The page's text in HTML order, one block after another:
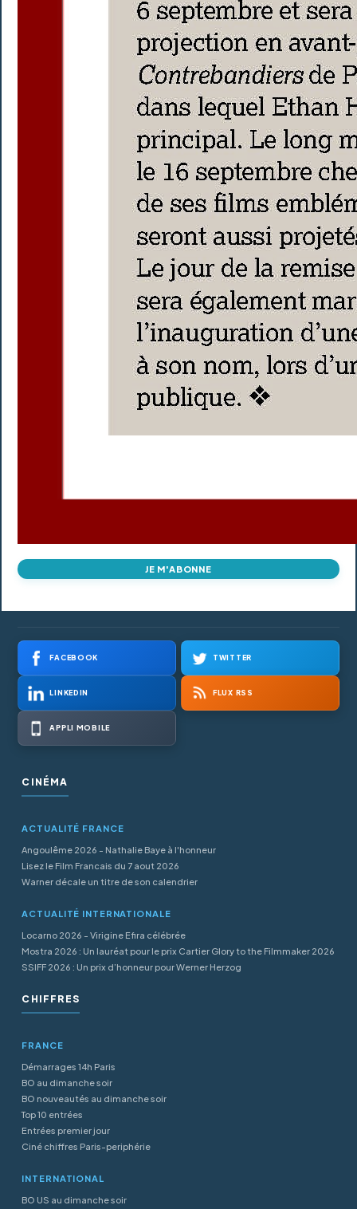
JE M'ABONNE
FACEBOOK TWITTER
LINKEDIN FLUX RSS
APPLI MOBILE
CINÉMA
ACTUALITÉ FRANCE
Angoulême 2026 - Nathalie Baye à l'honneur
Lisez le Film Francais du 7 aout 2026
Warner décale un titre de son calendrier
ACTUALITÉ INTERNATIONALE
Locarno 2026 - Virigine Efira célébrée
Mostra 2026 : Un lauréat pour le prix Cartier Glory to the Filmmaker 2026
SSIFF 2026 : Un prix d’honneur pour Werner Herzog
CHIFFRES
FRANCE
Démarrages 14h Paris
BO au dimanche soir
BO nouveautés au dimanche soir
Top 10 entrées
Entrées premier jour
Ciné chiffres Paris-periphérie
INTERNATIONAL
BO US au dimanche soir